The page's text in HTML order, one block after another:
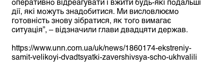
дії, які можуть знадобитися. Ми висловлюємо
готовність знову зібратися, як того вимагає
ситуація”, – відзначили глави двадцяти держав.
https://www.unn.com.ua/uk/news/1860174-ekstreniy-
samit-velikoyi-dvadtsyatki-zavershivsya-scho-ukhvalili